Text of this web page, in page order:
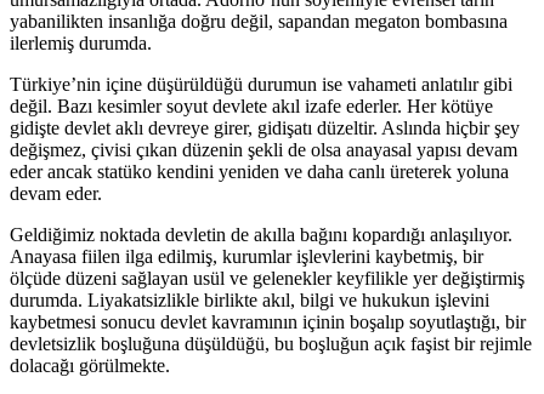
yabanilikten insanlığa doğru değil, sapandan megaton bombasına
ilerlemiş durumda.
Türkiye’nin içine düşürüldüğü durumun ise vahameti anlatılır gibi
değil. Bazı kesimler soyut devlete akıl izafe ederler. Her kötüye
gidişte devlet aklı devreye girer, gidişatı düzeltir. Aslında hiçbir şey
değişmez, çivisi çıkan düzenin şekli de olsa anayasal yapısı devam
eder ancak statüko kendini yeniden ve daha canlı üreterek yoluna
devam eder.
Geldiğimiz noktada devletin de akılla bağını kopardığı anlaşılıyor.
Anayasa fiilen ilga edilmiş, kurumlar işlevlerini kaybetmiş, bir
ölçüde düzeni sağlayan usül ve gelenekler keyfilikle yer değiştirmiş
durumda. Liyakatsizlikle birlikte akıl, bilgi ve hukukun işlevini
kaybetmesi sonucu devlet kavramının içinin boşalıp soyutlaştığı, bir
devletsizlik boşluğuna düşüldüğü, bu boşluğun açık faşist bir rejimle
dolacağı görülmekte.